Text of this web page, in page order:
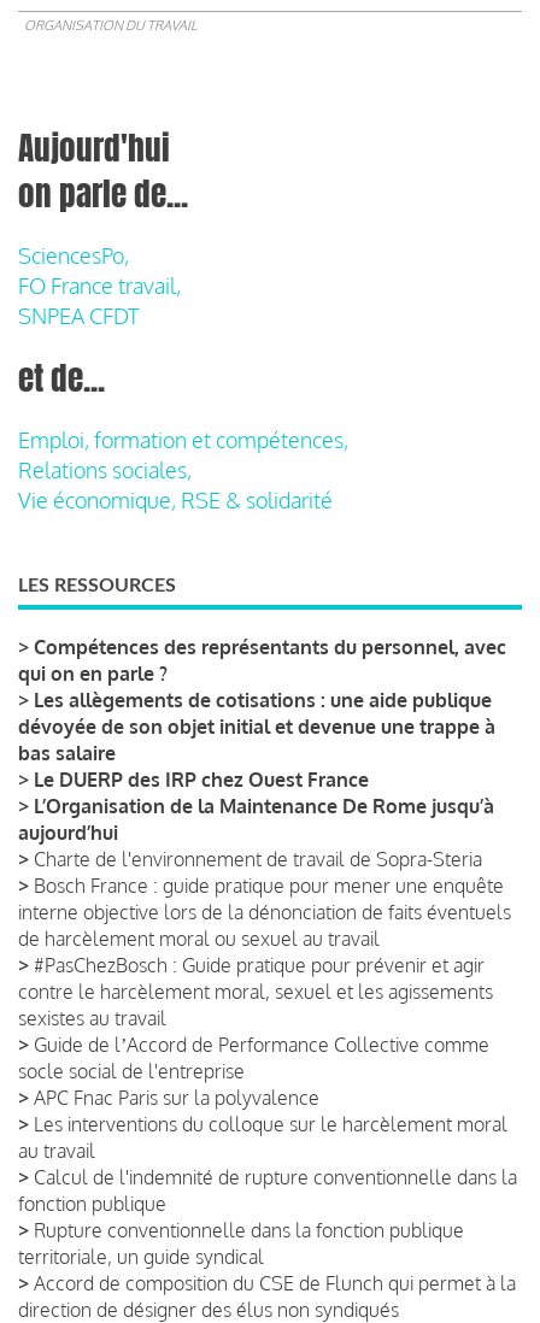
ORGANISATION DU TRAVAIL
Aujourd'hui
on parle de...
SciencesPo,
FO France travail,
SNPEA CFDT
et de...
Emploi, formation et compétences,
Relations sociales,
Vie économique, RSE & solidarité
LES RESSOURCES
> Compétences des représentants du personnel, avec
qui on en parle ?
> Les allègements de cotisations : une aide publique
dévoyée de son objet initial et devenue une trappe à
bas salaire
> Le DUERP des IRP chez Ouest France
> L’Organisation de la Maintenance De Rome jusqu’à
aujourd’hui
> Charte de l'environnement de travail de Sopra-Steria
> Bosch France : guide pratique pour mener une enquête
interne objective lors de la dénonciation de faits éventuels
de harcèlement moral ou sexuel au travail
> #PasChezBosch : Guide pratique pour prévenir et agir
contre le harcèlement moral, sexuel et les agissements
sexistes au travail
> Guide de lʼAccord de Performance Collective comme
socle social de l'entreprise
> APC Fnac Paris sur la polyvalence
> Les interventions du colloque sur le harcèlement moral
au travail
> Calcul de l'indemnité de rupture conventionnelle dans la
fonction publique
> Rupture conventionnelle dans la fonction publique
territoriale, un guide syndical
> Accord de composition du CSE de Flunch qui permet à la
direction de désigner des élus non syndiqués